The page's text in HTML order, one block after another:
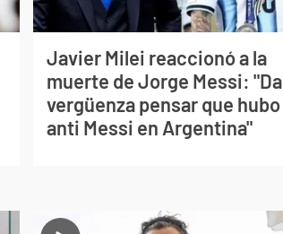
Javier Milei reaccionó a la
muerte de Jorge Messi: "Da
vergüenza pensar que hubo
anti Messi en Argentina"